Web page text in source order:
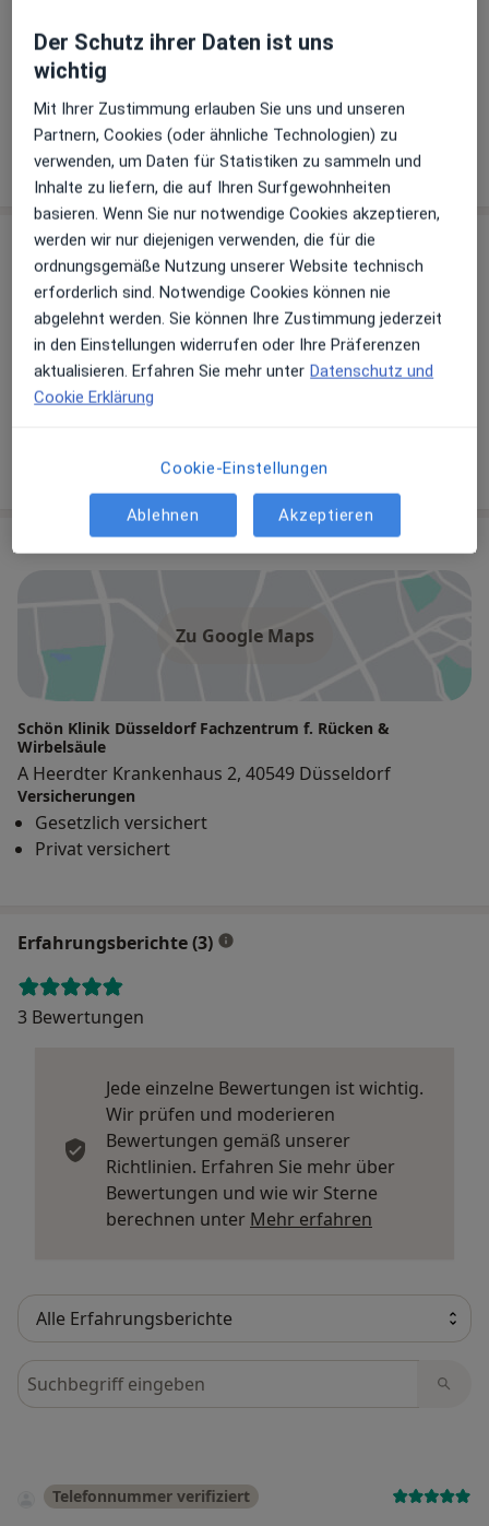
Schmerztherapie
+ 3 Terminarten
Wie funktioniert die Preisbildung?
Behandler:innen Überprüfe meine Versicherung
Akupunkteur
Dr. med. Manuel Backhaus
24 Bewertungen
Zu Google Maps
Schön Klinik Düsseldorf Fachzentrum f. Rücken &
Wirbelsäule
A Heerdter Krankenhaus 2, 40549 Düsseldorf
Versicherungen
Gesetzlich versichert
Privat versichert
Erfahrungsberichte (3)
3 Bewertungen
Jede einzelne Bewertungen ist wichtig.
Wir prüfen und moderieren
Bewertungen gemäß unserer
Richtlinien. Erfahren Sie mehr über
Bewertungen und wie wir Sterne
berechnen unter Mehr erfahren
Bewertungen durchsuchen
Telefonnummer verifiziert
Der Schutz ihrer Daten ist uns
wichtig
Mit Ihrer Zustimmung erlauben Sie uns und unseren
Partnern, Cookies (oder ähnliche Technologien) zu
verwenden, um Daten für Statistiken zu sammeln und
Inhalte zu liefern, die auf Ihren Surfgewohnheiten
basieren. Wenn Sie nur notwendige Cookies akzeptieren,
werden wir nur diejenigen verwenden, die für die
ordnungsgemäße Nutzung unserer Website technisch
erforderlich sind. Notwendige Cookies können nie
abgelehnt werden. Sie können Ihre Zustimmung jederzeit
in den Einstellungen widerrufen oder Ihre Präferenzen
aktualisieren. Erfahren Sie mehr unter Datenschutz und
Cookie Erklärung
Cookie-Einstellungen
Ablehnen Akzeptieren